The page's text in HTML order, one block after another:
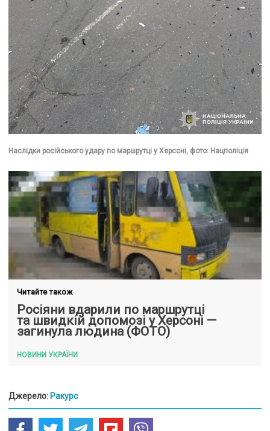
Наслідки російського удару по маршрутці у Херсоні, фото: Нацполіція
Читайте також
Росіяни вдарили по маршрутці
та швидкій допомозі у Херсоні —
загинула людина (ФОТО)
НОВИНИ УКРАЇНИ
Джерело: Ракурс